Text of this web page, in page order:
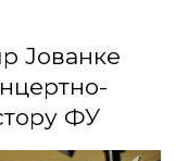
Joвaнкe
ФУ